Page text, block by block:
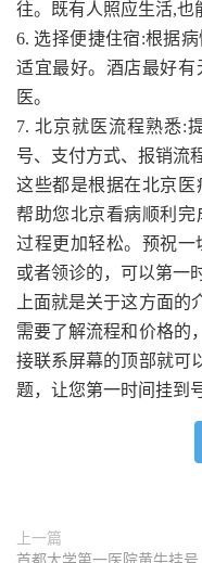
往。既有人照应生活,也
6. 选择便捷住宿:根据
适宜最好。酒店最好
医。
7. 北京就医流程熟悉:
号、支付方式、报销流
这些都是根据在北京
帮助您北京看病顺利
过程更加轻松。预祝
或者领诊的，可以第一
上面就是关于这方面的
需要了解流程和价格的
接联系屏幕的顶部就可
题，让您第一时间挂到
上一篇